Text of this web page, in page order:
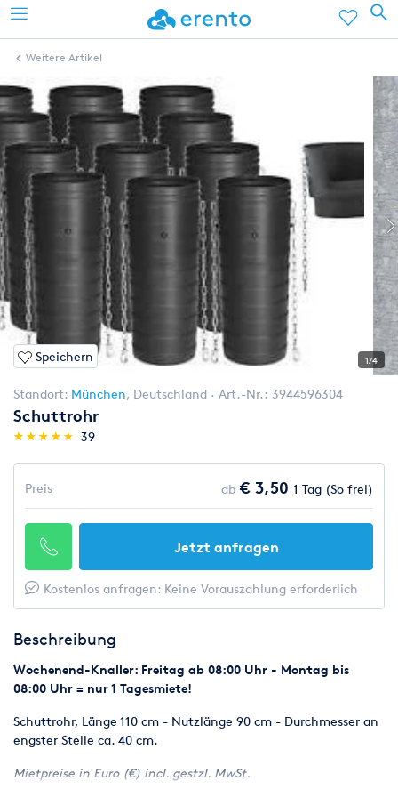
Weitere Artikel
Speichern 1/4
Standort: München, Deutschland Art.-Nr.: 3944596304
Schuttrohr
(*)
★
★
(*)★
★
(*) ★
★
(*) ★
★
(*) ★
★ 39
Preis ab € 3,50 1 Tag (So frei)
Jetzt anfragen
Kostenlos anfragen: Keine Vorauszahlung erforderlich
Beschreibung
Wochenend-Knaller: Freitag ab 08:00 Uhr - Montag bis
08:00 Uhr = nur 1 Tagesmiete!
Schuttrohr, Länge 110 cm - Nutzlänge 90 cm - Durchmesser an
engster Stelle ca. 40 cm.
Mietpreise in Euro (€) incl. gestzl. MwSt.